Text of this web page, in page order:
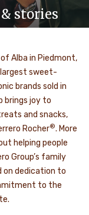
stories
Alba in Piedmont,
largest sweet-
brands sold in
brings joy to
and snacks,
Rocher®. More
helping people
Group’s family
on dedication to
to the